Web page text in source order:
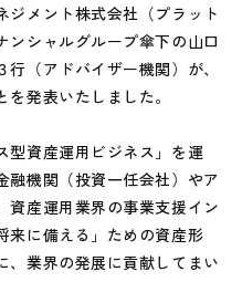
メント株式会社（プラット
ンシャルグループ傘下の山口
（アドバイザー機関）が、
発表いたしました。
資産運用ビジネス」を運
融機関（投資一任会社）やア
資産運用業界の事業支援イン
来に備える」ための資産形
、業界の発展に貢献してまい